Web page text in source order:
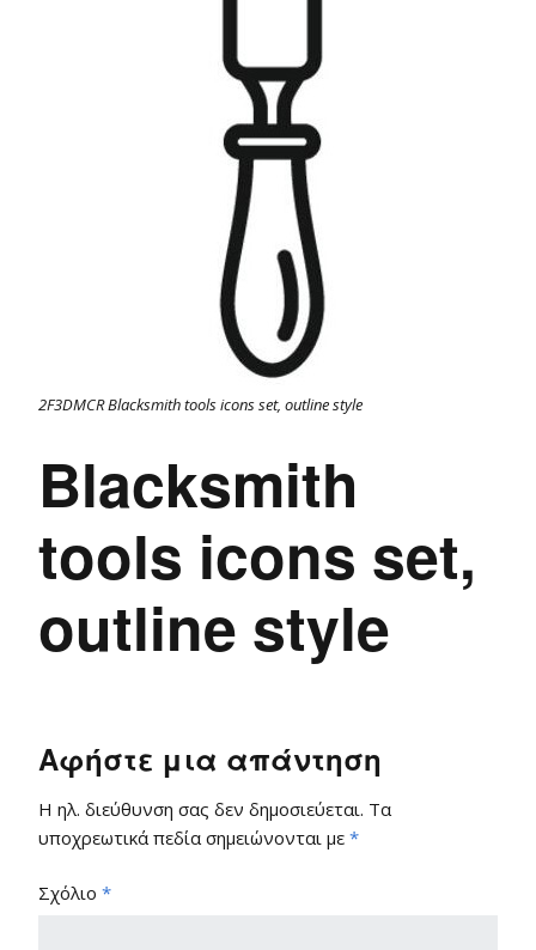
2F3DMCR Blacksmith tools icons set, outline style
Blacksmith
tools icons set,
outline style
Αφήστε μια απάντηση
Η ηλ. διεύθυνση σας δεν δημοσιεύεται. Τα
υποχρεωτικά πεδία σημειώνονται με *
Σχόλιο *